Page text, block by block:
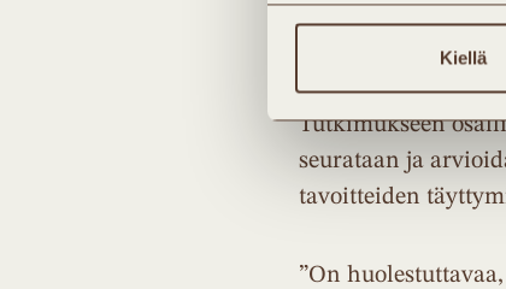
Kiellä
Hankitun
Oleellinen osa
Tutkimukseen
seurataan ja
tavoitteiden
”On